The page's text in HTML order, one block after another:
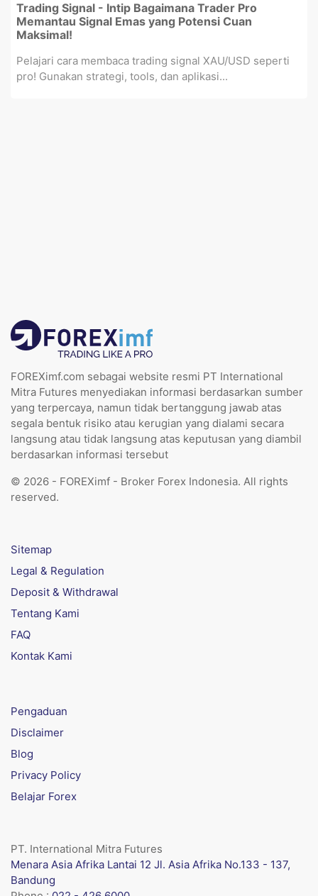
Trading Signal - Intip Bagaimana Trader Pro
Memantau Signal Emas yang Potensi Cuan
Maksimal!
Pelajari cara membaca trading signal XAU/USD seperti
pro! Gunakan strategi, tools, dan aplikasi...
FOREXimf.com sebagai website resmi PT International
Mitra Futures menyediakan informasi berdasarkan sumber
yang terpercaya, namun tidak bertanggung jawab atas
segala bentuk risiko atau kerugian yang dialami secara
langsung atau tidak langsung atas keputusan yang diambil
berdasarkan informasi tersebut
© 2026 - FOREXimf - Broker Forex Indonesia. All rights
reserved.
Sitemap
Legal & Regulation
Deposit & Withdrawal
Tentang Kami
FAQ
Kontak Kami
Pengaduan
Disclaimer
Blog
Privacy Policy
Belajar Forex
PT. International Mitra Futures
Menara Asia Afrika Lantai 12 Jl. Asia Afrika No.133 - 137,
Bandung